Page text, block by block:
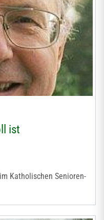
ist
Katholischen Senioren-